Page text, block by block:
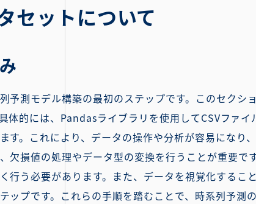
セットについて
予測モデル構築の最初のステップです。このセク
体的には、Pandasライブラリを使用してCSVファ
す。これにより、データの操作や分析が容易になり
欠損値の処理やデータ型の変換を行うことが重要で
行う必要があります。また、データを視覚化するこ
ップです。これらの手順を踏むことで、時系列予測